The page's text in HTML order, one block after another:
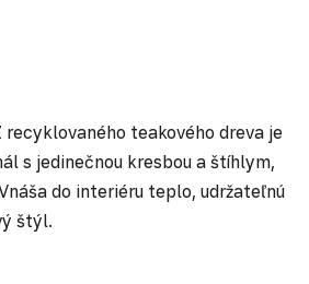
recyklovaného teakového dreva je
s jedinečnou kresbou a štíhlym,
do interiéru teplo, udržateľnú
štýl.